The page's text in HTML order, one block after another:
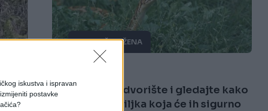
iskustva i ispravan
postavke
BiH
PRAKTIČNA ŽENA
Stavite ovo u dvorište i gledajte kako
zmije bježe: Biljka koja će ih sigurno